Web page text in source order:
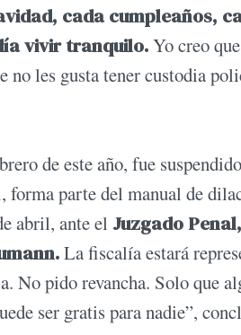
cada cumpleaños,
vivir tranquilo.Yo creo
no les gusta tener custodia
de este año, fue
forma parte del manual de
abril, ante el Juzgado
La fiscalía estará
No pido revancha. Solo que
ser gratis para nadie”,